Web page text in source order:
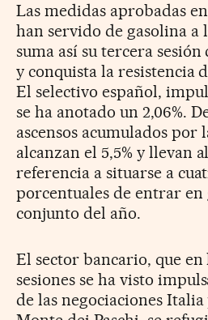
Las medidas aprobadas
han servido de gasolina a
suma así su tercera
y conquista la resistencia
El selectivo español,
se ha anotado un 2,06%.
ascensos acumulados por
alcanzan el 5,5% y llevan
referencia a situarse a
porcentuales de entrar en
conjunto del año.
El sector bancario, que en
sesiones se ha visto
de las negociaciones